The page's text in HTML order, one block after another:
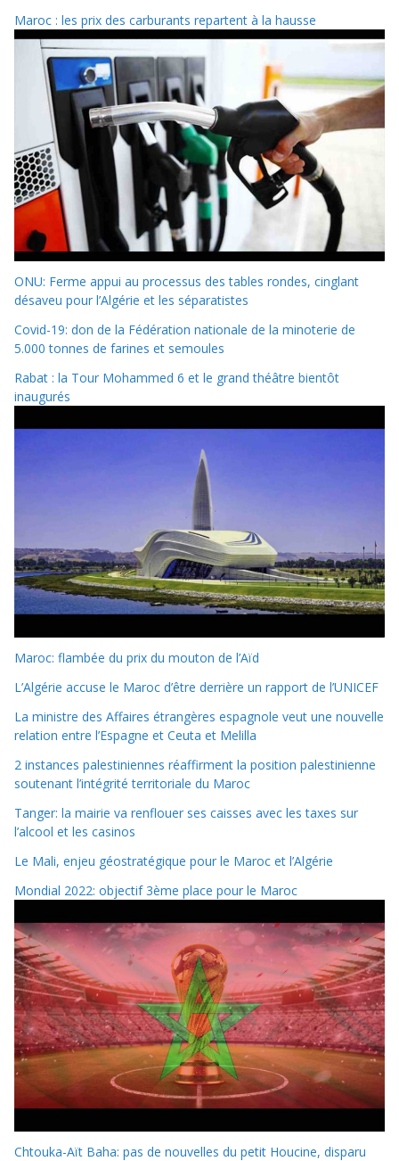
Maroc : les prix des carburants repartent à la hausse
ONU: Ferme appui au processus des tables rondes, cinglant
désaveu pour l’Algérie et les séparatistes
Covid-19: don de la Fédération nationale de la minoterie de
5.000 tonnes de farines et semoules
Rabat : la Tour Mohammed 6 et le grand théâtre bientôt
inaugurés
Maroc: flambée du prix du mouton de l’Aïd
L’Algérie accuse le Maroc d’être derrière un rapport de l’UNICEF
La ministre des Affaires étrangères espagnole veut une nouvelle
relation entre l’Espagne et Ceuta et Melilla
2 instances palestiniennes réaffirment la position palestinienne
soutenant l’intégrité territoriale du Maroc
Tanger: la mairie va renflouer ses caisses avec les taxes sur
l’alcool et les casinos
Le Mali, enjeu géostratégique pour le Maroc et l’Algérie
Mondial 2022: objectif 3ème place pour le Maroc
Chtouka-Aït Baha: pas de nouvelles du petit Houcine, disparu